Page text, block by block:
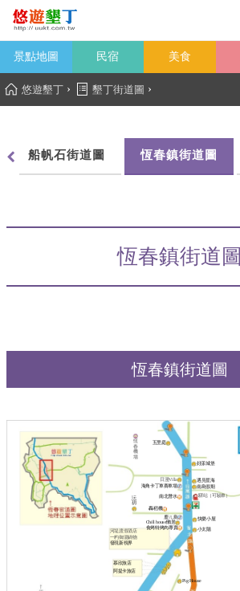
景點地圖 民宿 美食
悠遊墾丁 › 墾丁街道圖 ›
船帆石街道圖 恆春鎮街道圖
恆春鎮街道圖
恆春鎮街道圖
五里庭
驛站（可驗車）
南北潛水
小太陽
食烤特烤肉專賣
Pig House
轟稻機
發現新視界
好漾城堡
海角卡丁車賽車場
慕欣旅店
遇見星海
河堤渡假酒店
恆
春
機
場
鹿ㄦ島
Chill house懶居
南島假期
阿提卡旅店
沄
玥
快樂小屋
日漫Villa
一杓御湯鍋物